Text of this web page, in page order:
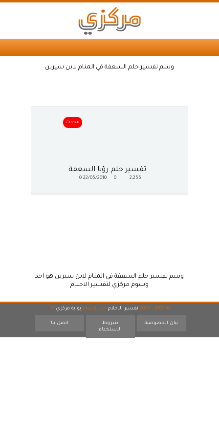
وسم تفسير حلم السعفة في المنام لابن سيرين
محدث
تفسير حلم رؤيا السعفة
2,255
0
22/05/2010
0
وسم تفسير حلم السعفة في المنام لابن سيرين هو احد
وسوم مركزي لتفسير الاحلام
© 2007 - 2026 تفسير الاحلام احد اقسام بوابة مركزي 17
بيان الخصوصية
شروط
الاستخدام
اتصل بنا